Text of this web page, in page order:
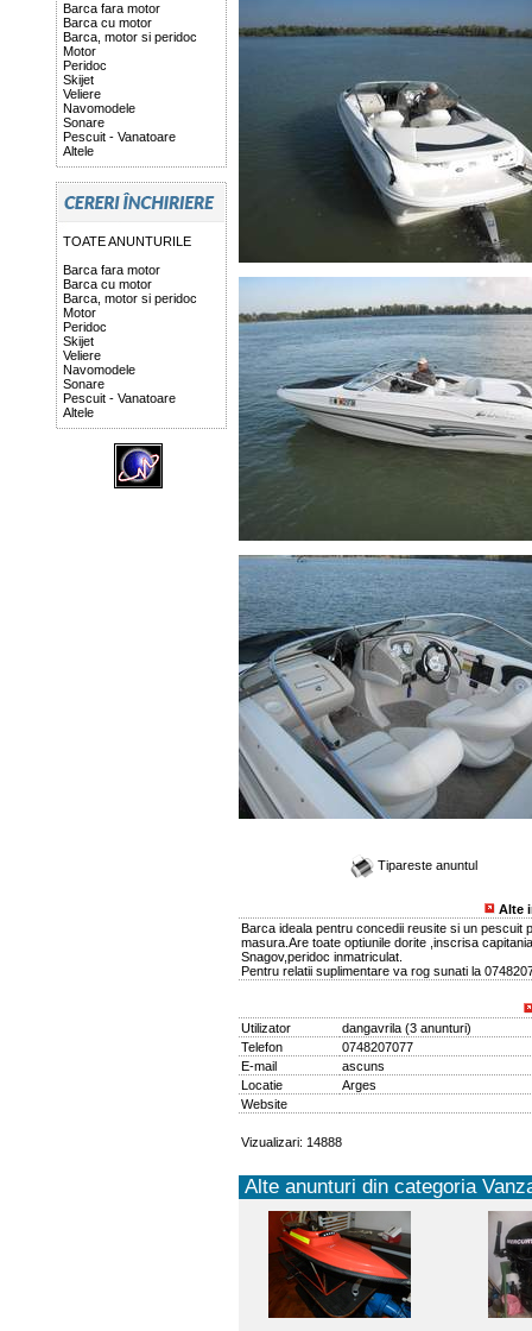
Barca fara motor
Barca cu motor
Barca, motor si peridoc
Motor
Peridoc
Skijet
Veliere
Navomodele
Sonare
Pescuit - Vanatoare
Altele
TOATE ANUNTURILE
Barca fara motor
Barca cu motor
Barca, motor si peridoc
Motor
Peridoc
Skijet
Veliere
Navomodele
Sonare
Pescuit - Vanatoare
Altele
Tipareste anuntul
Alte
Barca ideala pentru concedii reusite si un pescuit
masura.Are toate optiunile dorite ,inscrisa capitania
Snagov,peridoc inmatriculat.
Pentru relatii suplimentare va rog sunati la
Utilizator dangavrila(3 anunturi)
Telefon
0748207077
E-mail
ascuns
Locatie
Arges
Website
Vizualizari: 14888
Alte anunturi din categoria